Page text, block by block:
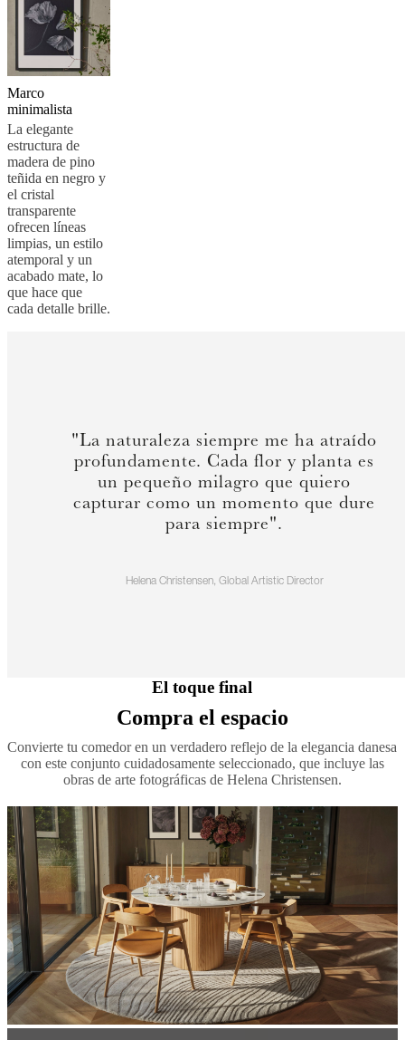
Marco
minimalista
La elegante
estructura de
madera de pino
teñida en negro y
el cristal
transparente
ofrecen líneas
limpias, un estilo
atemporal y un
acabado mate, lo
que hace que
cada detalle brille.
"La naturaleza siempre me ha atraído
profundamente. Cada flor y planta es
un pequeño milagro que quiero
capturar como un momento que dure
para siempre".
Helena Christensen, Global Artistic Director
El toque final
Compra el espacio
Convierte tu comedor en un verdadero reflejo de la elegancia danesa
con este conjunto cuidadosamente seleccionado, que incluye las
obras de arte fotográficas de Helena Christensen.